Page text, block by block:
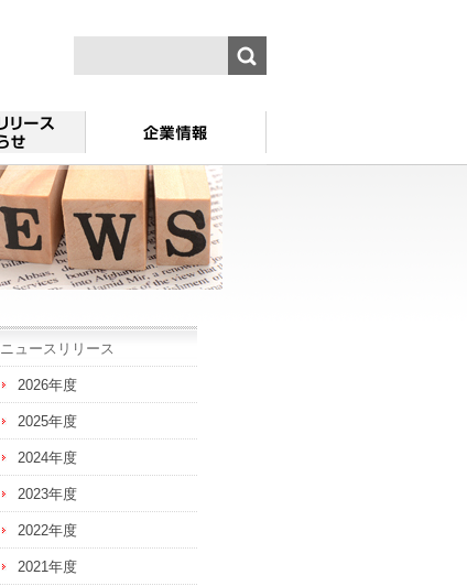
ニュースリリース
2026年度
2025年度
2024年度
2023年度
2022年度
2021年度